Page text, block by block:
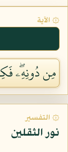
۞ الآية
مِن دُونِهِۦۖ
۞ التفسير
نور الثقلين